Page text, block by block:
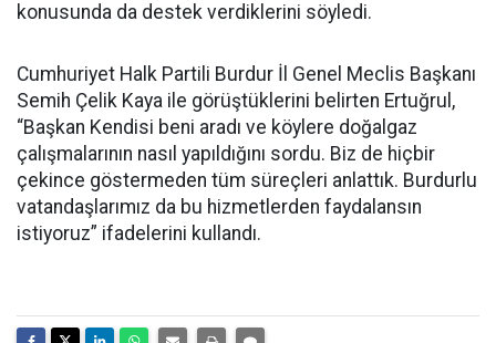
konusunda da destek verdiklerini söyledi.
Cumhuriyet Halk Partili Burdur İl Genel Meclis Başkanı
Semih Çelik Kaya ile görüştüklerini belirten Ertuğrul,
“Başkan Kendisi beni aradı ve köylere doğalgaz
çalışmalarının nasıl yapıldığını sordu. Biz de hiçbir
çekince göstermeden tüm süreçleri anlattık. Burdurlu
vatandaşlarımız da bu hizmetlerden faydalansın
istiyoruz” ifadelerini kullandı.